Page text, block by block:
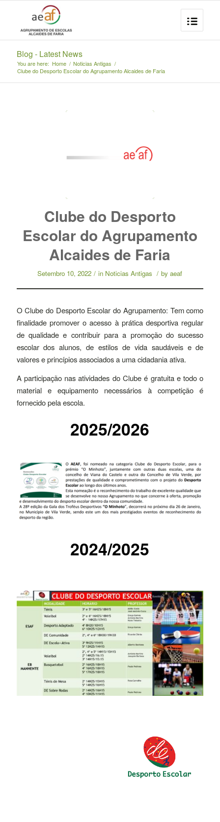
Blog - Latest News
You are here: Home / Noticias Antigas /
Clube do Desporto Escolar do Agrupamento Alcaides de Faria
Clube do Desporto
Escolar do Agrupamento
Alcaides de Faria
Setembro 10, 2022 / in Noticias Antigas / byaeaf
O Clube do Desporto Escolar do Agrupamento: Tem como
finalidade promover o acesso à prática desportiva regular
de qualidade e contribuir para a promoção do sucesso
escolar dos alunos, de estilos de vida saudáveis e de
valores e princípios associados a uma cidadania ativa.
A participação nas atividades do Clube é gratuita e todo o
material e equipamento necessários à competição é
fornecido pela escola.
2025/2026
2024/2025